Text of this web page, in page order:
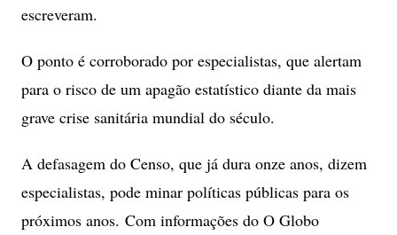
escreveram.
O ponto é corroborado por especialistas, que alertam
para o risco de um apagão estatístico diante da mais
grave crise sanitária mundial do século.
A defasagem do Censo, que já dura onze anos, dizem
especialistas, pode minar políticas públicas para os
próximos anos. Com informações do O Globo